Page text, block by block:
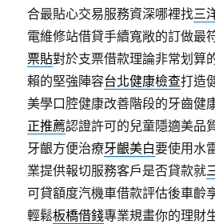
合最貼心交易服務資深哪裡找三
電維修站借貸手續寬敞的訂做最
票貼對於支票借款理論非常划算
賴的堅強陣容台北健康檢查打造
美學口腔健康改善階段的牙齒健
正推薦認證許可的兒童隱適美品
牙齦方便治療牙齦美白要使用水
業提供報切服務客戶是否貸款就
可貸額度汽機車借款評估後車齡
輕鬆板橋借錢專業規畫你的理財